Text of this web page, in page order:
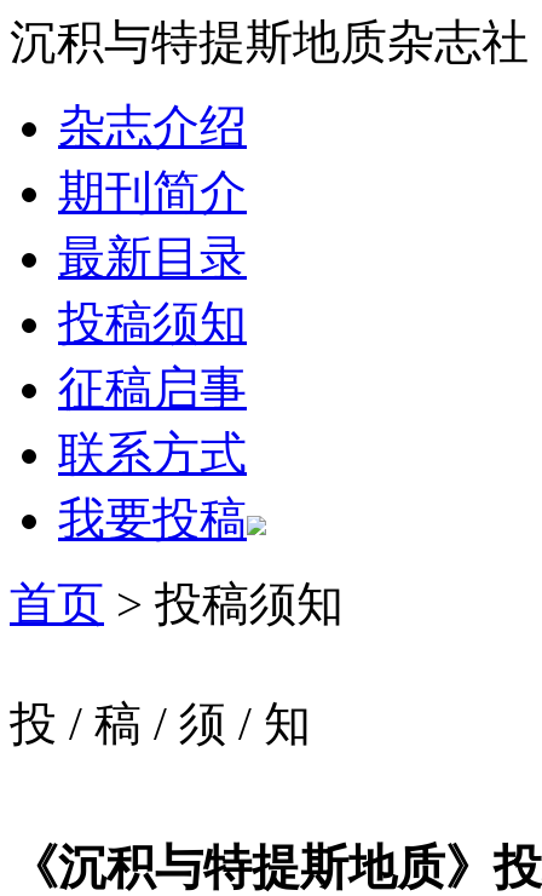
沉积与特提斯地质杂志社
杂志介绍
期刊简介
最新目录
投稿须知
征稿启事
联系方式
我要投稿
首页 > 投稿须知
投 / 稿 / 须 / 知
《沉积与特提斯地质》